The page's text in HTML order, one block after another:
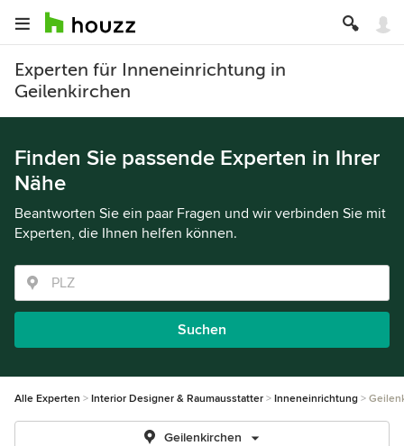
Experten für Inneneinrichtung in
Geilenkirchen
Finden Sie passende Experten in Ihrer
Nähe
Beantworten Sie ein paar Fragen und wir verbinden Sie mit
Experten, die Ihnen helfen können.
Suchen
Alle Experten Interior Designer & Raumausstatter Inneneinrichtung
Geilenkirchen